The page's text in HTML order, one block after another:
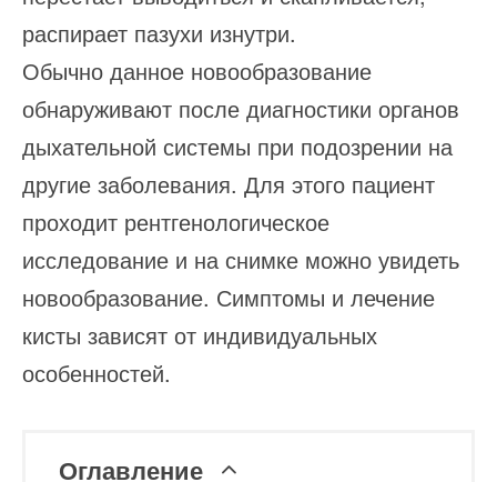
распирает пазухи изнутри.
Обычно данное новообразование
обнаруживают после диагностики органов
дыхательной системы при подозрении на
другие заболевания. Для этого пациент
проходит рентгенологическое
исследование и на снимке можно увидеть
новообразование. Симптомы и лечение
кисты зависят от индивидуальных
особенностей.
Оглавление